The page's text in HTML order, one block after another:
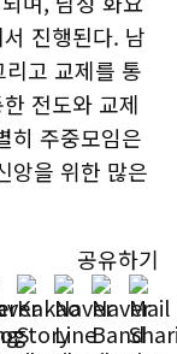
진행된다. 남
고 교제를 통
전도와 교제
히 주중모임은
앙을 위한 많은
공유하기